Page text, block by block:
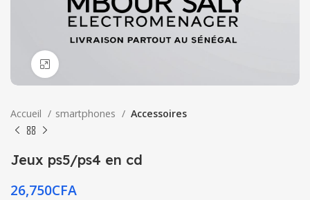
Accueil smartphones Accessoires
Jeux ps5/ps4 en cd
26,750CFA